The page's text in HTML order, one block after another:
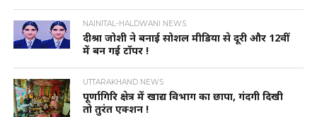
NAINITAL-HALDWANI NEWS
दीश्रा जोशी ने बनाई सोशल मीडिया से दूरी और 12वीं
में बन गई टॉपर !
UTTARAKHAND NEWS
पूर्णागिरि क्षेत्र में खाद्य विभाग का छापा, गंदगी दिखी
तो तुरंत एक्शन !